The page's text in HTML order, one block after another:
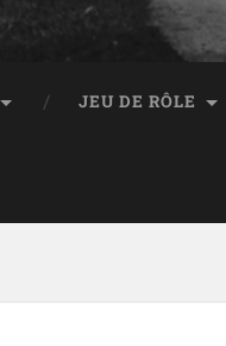
JEU DE RÔLE